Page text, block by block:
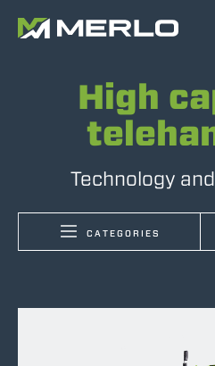
High
Technology
CATEGORIES